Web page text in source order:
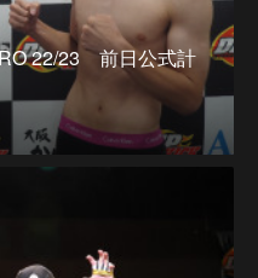
22/23 前日公式計